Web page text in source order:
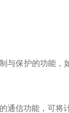
与保护的功能
通信功能，可将